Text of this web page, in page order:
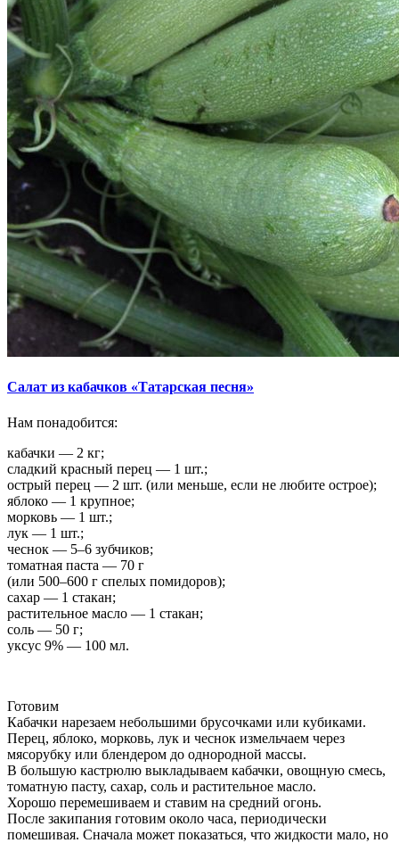
Салат из кабачков «Татарская песня»
Нам понадобится:
кабачки — 2 кг;
сладкий красный перец — 1 шт.;
острый перец — 2 шт. (или меньше, если не любите острое);
яблоко — 1 крупное;
морковь — 1 шт.;
лук — 1 шт.;
чеснок — 5–6 зубчиков;
томатная паста — 70 г
(или 500–600 г спелых помидоров);
сахар — 1 стакан;
растительное масло — 1 стакан;
соль — 50 г;
уксус 9% — 100 мл.
Готовим
Кабачки нарезаем небольшими брусочками или кубиками.
Перец, яблоко, морковь, лук и чеснок измельчаем через
мясорубку или блендером до однородной массы.
В большую кастрюлю выкладываем кабачки, овощную смесь,
томатную пасту, сахар, соль и растительное масло.
Хорошо перемешиваем и ставим на средний огонь.
После закипания готовим около часа, периодически
помешивая. Сначала может показаться, что жидкости мало, но